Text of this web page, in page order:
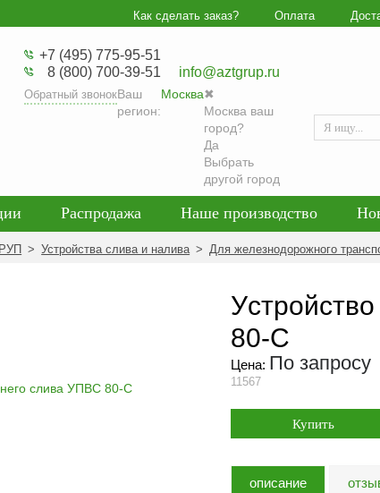
Как сделать заказ? Оплата
+7 (495) 775-95-51
8 (800) 700-39-51
info@aztgrup.ru
Обратный звонокВаш
регион:
Москва✖
Москва ваш
город?
Да
Выбрать
другой город
Распродажа Наше производство
на обработку персональных данных
Блог
> Устройства слива и налива > Для железнодорожного
80-С
Цена: По запросу
11567
описание